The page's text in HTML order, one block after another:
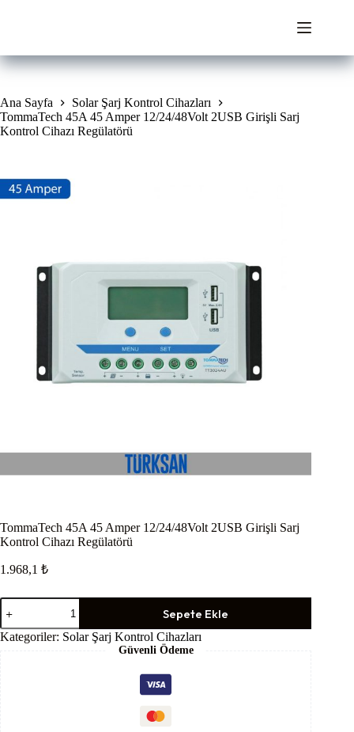
Ana Sayfa
Solar Şarj Kontrol Cihazları
TommaTech 45A 45 Amper 12/24/48Volt 2USB Girişli Sarj
Kontrol Cihazı Regülatörü
TommaTech 45A 45 Amper 12/24/48Volt 2USB Girişli Sarj
Kontrol Cihazı Regülatörü
1.968,1 ₺
TommaTech
45A
45
Amper
Sepete Ekle
Kategoriler: Solar Şarj Kontrol Cihazları
Güvenli Ödeme